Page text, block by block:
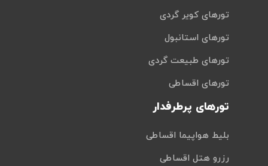
تورهای کویر گردی
تورهای استانبول
تورهای طبیعت گردی
تورهای اقساطی
تورهای پرطرفدار
بلیط هواپیما اقساطی
رزرو هتل اقساطی